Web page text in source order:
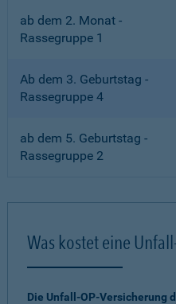
ab dem 2. Monat -
Rassegruppe 1
Ab dem 3. Geburtstag -
Rassegruppe 4
ab dem 5. Geburtstag -
Rassegruppe 2
Was kostet eine
Die Unfall-OP-Versicherung